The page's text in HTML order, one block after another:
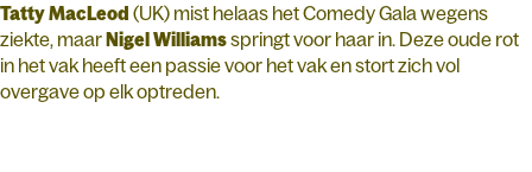
Tatty MacLeod (UK) mist helaas het Comedy Gala wegens
ziekte, maarNigel Williamsspringt voor haar in. Deze oude rot
in het vak heeft een passie voor het vak en stort zich vol
overgave op elk optreden.